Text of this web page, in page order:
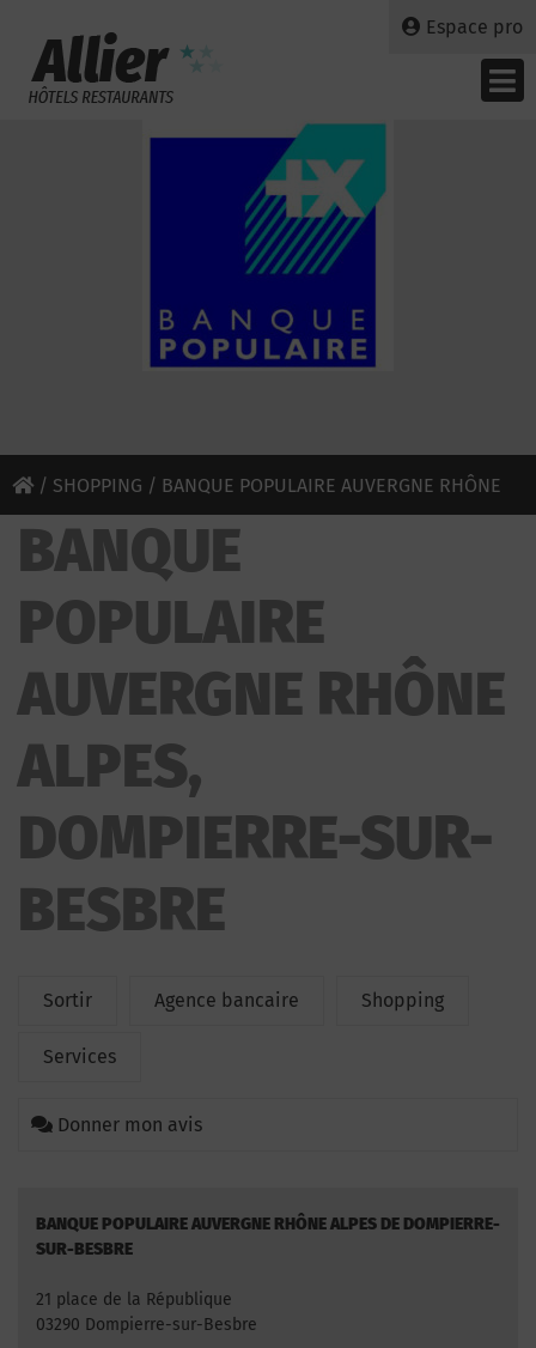
Espace pro
/ SHOPPING / BANQUE POPULAIRE AUVERGNE RHÔNE
ALPES
BANQUE
POPULAIRE
AUVERGNE RHÔNE
ALPES,
DOMPIERRE-SUR-
BESBRE
Sortir Agence bancaire Shopping
Services
Donner mon avis
BANQUE POPULAIRE AUVERGNE RHÔNE ALPES DE DOMPIERRE-
SUR-BESBRE
21 place de la République
03290 Dompierre-sur-Besbre